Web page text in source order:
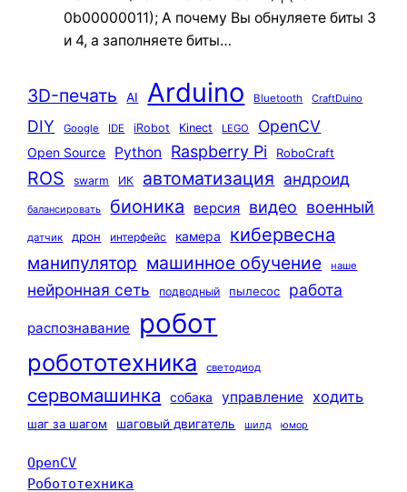
0b00000011); А почему Вы обнуляете биты 3
и 4, а заполняете биты…
3D-печать AI Arduino Bluetooth CraftDuino
DIY Google IDE iRobot Kinect LEGO OpenCV
Open Source Python Raspberry Pi RoboCraft
ROS swarm ИК автоматизация андроид
балансировать бионика версия видео военный
датчик дрон интерфейс камера кибервесна
манипулятор машинное обучение наше
нейронная сеть подводный пылесос работа
распознавание робот
робототехника светодиод
сервомашинка собака управление ходить
шаг за шагом шаговый двигатель шилд юмор
OpenCV
Робототехника